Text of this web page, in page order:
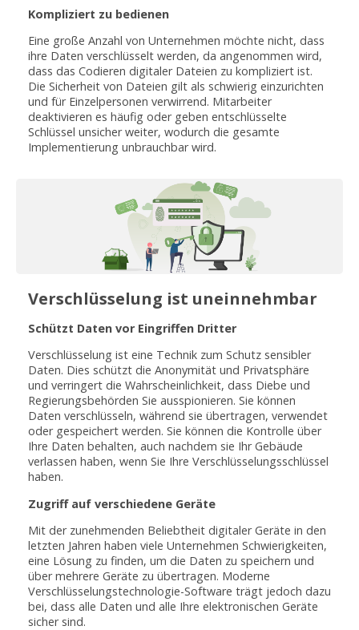
Kompliziert zu bedienen
Eine große Anzahl von Unternehmen möchte nicht, dass
ihre Daten verschlüsselt werden, da angenommen wird,
dass das Codieren digitaler Dateien zu kompliziert ist.
Die Sicherheit von Dateien gilt als schwierig einzurichten
und für Einzelpersonen verwirrend. Mitarbeiter
deaktivieren es häufig oder geben entschlüsselte
Schlüssel unsicher weiter, wodurch die gesamte
Implementierung unbrauchbar wird.
Verschlüsselung ist uneinnehmbar
Schützt Daten vor Eingriffen Dritter
Verschlüsselung ist eine Technik zum Schutz sensibler
Daten. Dies schützt die Anonymität und Privatsphäre
und verringert die Wahrscheinlichkeit, dass Diebe und
Regierungsbehörden Sie ausspionieren. Sie können
Daten verschlüsseln, während sie übertragen, verwendet
oder gespeichert werden. Sie können die Kontrolle über
Ihre Daten behalten, auch nachdem sie Ihr Gebäude
verlassen haben, wenn Sie Ihre Verschlüsselungsschlüssel
haben.
Zugriff auf verschiedene Geräte
Mit der zunehmenden Beliebtheit digitaler Geräte in den
letzten Jahren haben viele Unternehmen Schwierigkeiten,
eine Lösung zu finden, um die Daten zu speichern und
über mehrere Geräte zu übertragen. Moderne
Verschlüsselungstechnologie-Software trägt jedoch dazu
bei, dass alle Daten und alle Ihre elektronischen Geräte
sicher sind.